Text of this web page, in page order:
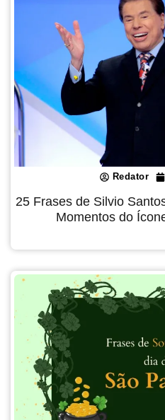
Redator
25 Frases de Silvio
Momentos do